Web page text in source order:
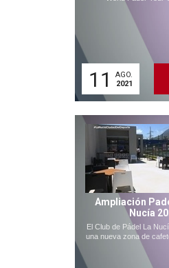
11
AGO.
2021
Ampliación
Nucía
El Club de Pádel La
una nueva zona de